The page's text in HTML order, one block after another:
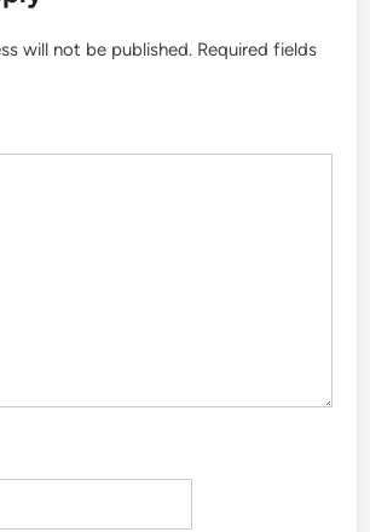
will not be published. Required fields